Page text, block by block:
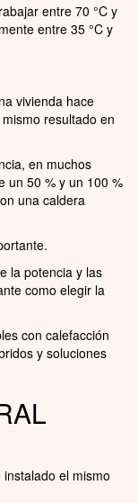
entre 70 °C y
entre 35 °C y
vivienda hace
resultado en
en muchos
un 50 % y un 100 %
una caldera
la potencia y las
como elegir la
con calefacción
y soluciones
el mismo